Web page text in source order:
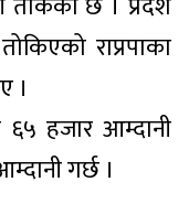
राप्रपाका
।
६५ हजार आम्दानी
गर्छ ।